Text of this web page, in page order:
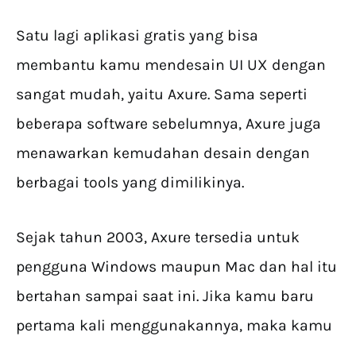
Satu lagi aplikasi gratis yang bisa
membantu kamu mendesain UI UX dengan
sangat mudah, yaitu Axure. Sama seperti
beberapa software sebelumnya, Axure juga
menawarkan kemudahan desain dengan
berbagai tools yang dimilikinya.
Sejak tahun 2003, Axure tersedia untuk
pengguna Windows maupun Mac dan hal itu
bertahan sampai saat ini. Jika kamu baru
pertama kali menggunakannya, maka kamu